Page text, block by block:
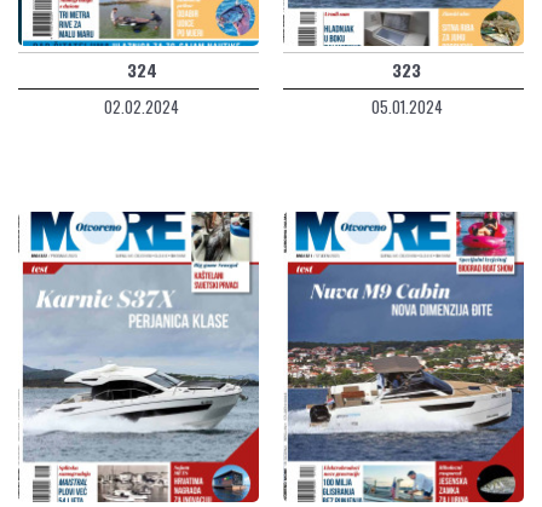
324
02.02.2024
323
05.01.2024